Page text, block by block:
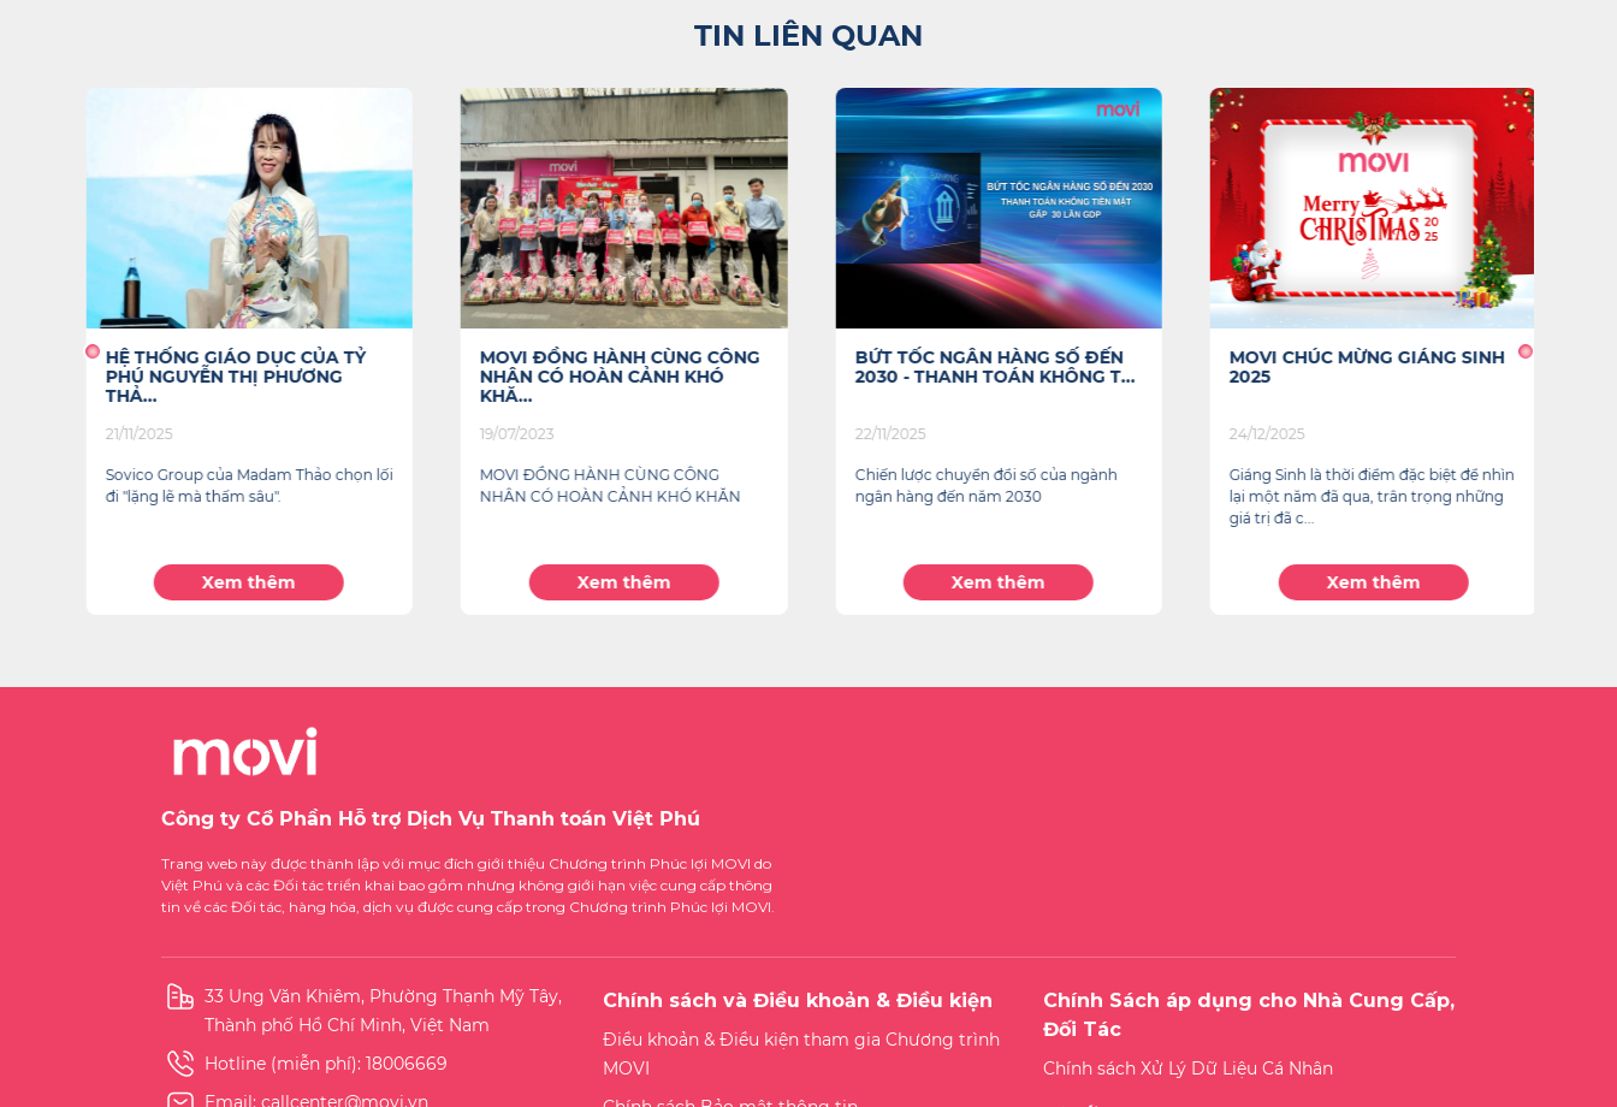
TIN LIÊN QUAN
HỆ THỐNG GIÁO DỤC CỦA TỶ
PHÚ NGUYỄN THỊ PHƯƠNG
THẢ...
21/11/2025
Sovico Group của Madam Thảo chọn lối
đi "lặng lẽ mà thấm sâu".
Xem thêm
MOVI ĐỒNG HÀNH CÙNG CÔNG
NHÂN CÓ HOÀN CẢNH KHÓ
KHĂ...
19/07/2023
MOVI ĐỒNG HÀNH CÙNG CÔNG
NHÂN CÓ HOÀN CẢNH KHÓ KHĂN
Xem thêm
BỨT TỐC NGÂN HÀNG SỐ ĐẾN
2030 - THANH TOÁN KHÔNG T...
22/11/2025
Chiến lược chuyển đổi số của ngành
ngân hàng đến năm 2030
Xem thêm
MOVI CHÚC MỪNG GIÁNG SINH
2025
24/12/2025
Giáng Sinh là thời điểm đặc biệt để nhìn
lại một năm đã qua, trân trọng những
giá trị đã c...
Xem thêm
Công ty Cổ Phần Hỗ trợ Dịch Vụ Thanh toán Việt Phú
Trang web này được thành lập với mục đích giới thiệu Chương trình Phúc lợi MOVI do
Việt Phú và các Đối tác triển khai bao gồm nhưng không giới hạn việc cung cấp thông
tin về các Đối tác, hàng hóa, dịch vụ được cung cấp trong Chương trình Phúc lợi MOVI.
33 Ung Văn Khiêm, Phường Thạnh Mỹ Tây,
Thành phố Hồ Chí Minh, Việt Nam
Hotline (miễn phí): 18006669
Chính sách và Điều khoản & Điều kiện
Điều khoản & Điều kiện tham gia Chương trình
MOVI
Chính Sách áp dụng cho Nhà Cung Cấp,
Đối Tác
Chính sách Xử Lý Dữ Liệu Cá Nhân